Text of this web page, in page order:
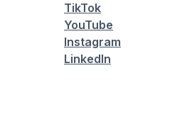
TikTok
YouTube
Instagram
LinkedIn